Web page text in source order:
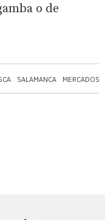
SALAMANCA MERCADOS
o de